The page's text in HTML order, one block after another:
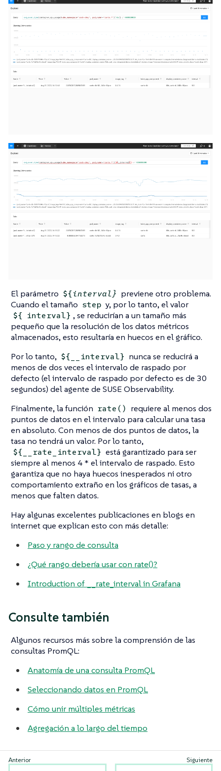
El parámetro ${interval} previene otro problema.
Cuando el tamaño step y, por lo tanto, el valor
${ interval} , se reducirían a un tamaño más
pequeño que la resolución de los datos métricos
almacenados, esto resultaría en huecos en el gráfico.
Por lo tanto, ${__interval} nunca se reducirá a
menos de dos veces el intervalo de raspado por
defecto (el intervalo de raspado por defecto es de 30
segundos) del agente de SUSE Observability.
Finalmente, la función rate() requiere al menos dos
puntos de datos en el intervalo para calcular una tasa
en absoluto. Con menos de dos puntos de datos, la
tasa no tendrá un valor. Por lo tanto,
${__rate_interval} está garantizado para ser
siempre al menos 4 * el intervalo de raspado. Esto
garantiza que no haya huecos inesperados ni otro
comportamiento extraño en los gráficos de tasas, a
menos que falten datos.
Hay algunas excelentes publicaciones en blogs en
internet que explican esto con más detalle:
Paso y rango de consulta
¿Qué rango debería usar con rate()?
Introduction of __rate_interval in Grafana
Consulte también
Algunos recursos más sobre la comprensión de las
consultas PromQL:
Anatomía de una consulta PromQL
Seleccionando datos en PromQL
Cómo unir múltiples métricas
Agregación a lo largo del tiempo